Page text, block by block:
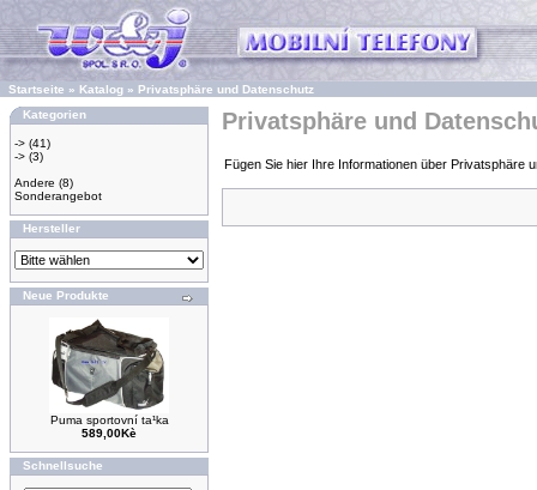
Startseite » Katalog » Privatsphäre und Datenschutz
Kategorien
-> (41)
-> (3)
Andere (8)
Sonderangebot
Hersteller
Neue Produkte
Puma sportovní ta¹ka
589,00Kè
Schnellsuche
Privatsphäre und
Fügen Sie hier Ihre Informationen über Privatsphäre